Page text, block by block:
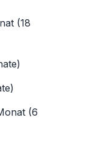
(18
(6